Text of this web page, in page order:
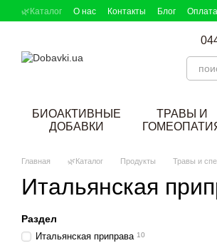
Перейти к основному контенту
🌿Каталог О нас Контакты Блог
БИОАКТИВНЫЕ
ДОБАВКИ
ТРАВЫ И
Главная 🌿Каталог Продукты Травы и
Итальянская
Раздел
Итальянская приправа 10